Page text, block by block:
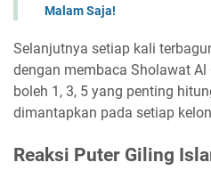
Malam Saja!
Selanjutnya setiap kali
dengan membaca Sholawat
boleh 1, 3, 5 yang penting
dimantapkan pada setiap
Reaksi Puter Giling